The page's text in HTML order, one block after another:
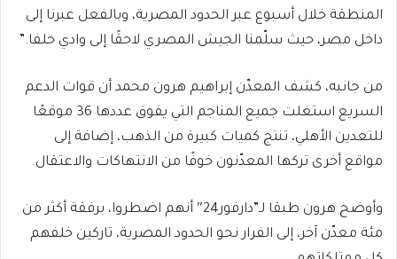
المنطقة خلال أسبوع عبر الحدود المصرية، وبالفعل عبرنا إلى
داخل مصر، حيث سلّمنا الجيش المصري لاحقًا إلى وادي حلفا.”
من جانبه، كشف المعدّن إبراهيم هرون محمد أن قوات الدعم
السريع استغلت جميع المناجم التي يفوق عددها 36 موقعًا
للتعدين الأهلي، تنتج كميات كبيرة من الذهب، إضافة إلى
مواقع أخرى تركها المعدّنون خوفًا من الانتهاكات والاعتقال.
وأوضح هرون طبقا لـ”دارفور24″ أنهم اضطروا، برفقة أكثر من
مئة معدّن آخر، إلى الفرار نحو الحدود المصرية، تاركين خلفهم